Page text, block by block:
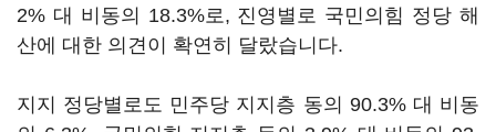
2% 대 비동의 18.3%로, 진영별로 국민의힘 정당 해
산에 대한 의견이 확연히 달랐습니다.
지지 정당별로도 민주당 지지층 동의 90.3% 대 비동